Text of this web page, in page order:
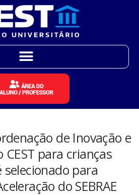
de Inovação e
CEST para crianças
para
do SEBRAE